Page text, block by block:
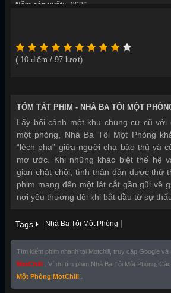
Năm sản xuất:
2026
( 10 điểm / 97 lượt)
TÓM TẮT PHIM - NHÀ BA TÔI MỘT
Lấy bối cảnh một khu chung cư cũ với
một phòng, Nhà Ba Tôi Một Phòng
“lệch pha” giữa người cha bảo thủ và
mơ ước. Khi những khác biệt thế hệ
gian chật chội, tình thân dần được thử
phim mang đến một lát cắt gần gũi về
nơi yêu thương đôi khi bắt đầu từ sự
Tags Nhà Ba Tôi Một Phòng |
Tìm kiếm phim nhanh tại Motchill, truy cập Google và
MotChill
. Ví dụ tìm phim Nhà Ba Tôi Một Phòng,
Một Phòng MotChill .